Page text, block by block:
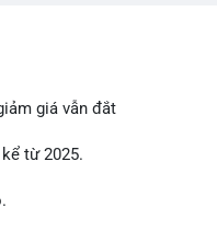
giá vẫn đắt
từ 2025.